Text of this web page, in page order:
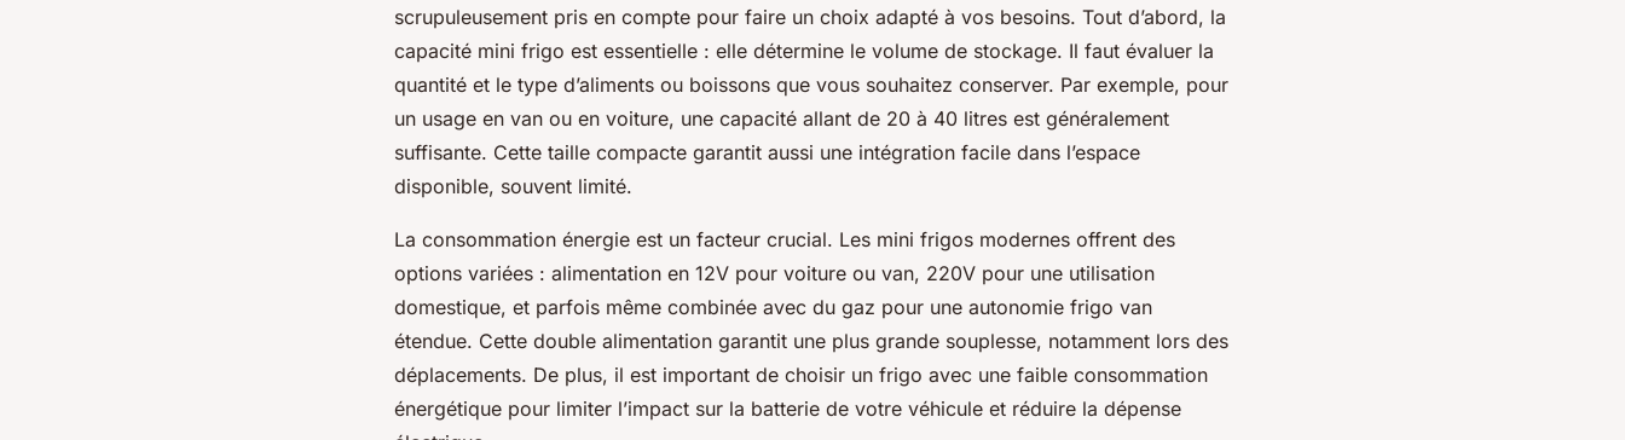
scrupuleusement pris en compte pour faire un choix adapté à vos besoins. Tout d’abord, la
capacité mini frigo est essentielle : elle détermine le volume de stockage. Il faut évaluer la
quantité et le type d’aliments ou boissons que vous souhaitez conserver. Par exemple, pour
un usage en van ou en voiture, une capacité allant de 20 à 40 litres est généralement
suffisante. Cette taille compacte garantit aussi une intégration facile dans l’espace
disponible, souvent limité.
La consommation énergie est un facteur crucial. Les mini frigos modernes offrent des
options variées : alimentation en 12V pour voiture ou van, 220V pour une utilisation
domestique, et parfois même combinée avec du gaz pour une autonomie frigo van
étendue. Cette double alimentation garantit une plus grande souplesse, notamment lors des
déplacements. De plus, il est important de choisir un frigo avec une faible consommation
énergétique pour limiter l’impact sur la batterie de votre véhicule et réduire la dépense